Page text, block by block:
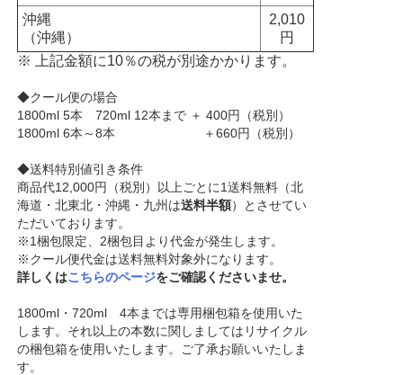
沖縄
（沖縄）
2,010
円
※ 上記金額に10％の税が別途かかります。
◆クール便の場合
1800ml 5本 720ml 12本まで ＋ 400円（税別）
1800ml 6本～8本 ＋660円（税別）
◆送料特別値引き条件
商品代12,000円（税別）以上ごとに1送料無料（北
海道・北東北・沖縄・九州は送料半額）とさせてい
ただいております。
※1梱包限定、2梱包目より代金が発生します。
※クール便代金は送料無料対象外になります。
詳しくはこちらのページをご確認くださいませ。
1800ml・720ml 4本までは専用梱包箱を使用いた
します。それ以上の本数に関しましてはリサイクル
の梱包箱を使用いたします。ご了承お願いいたしま
す。